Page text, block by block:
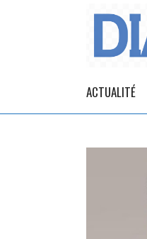
ACTUALITÉ